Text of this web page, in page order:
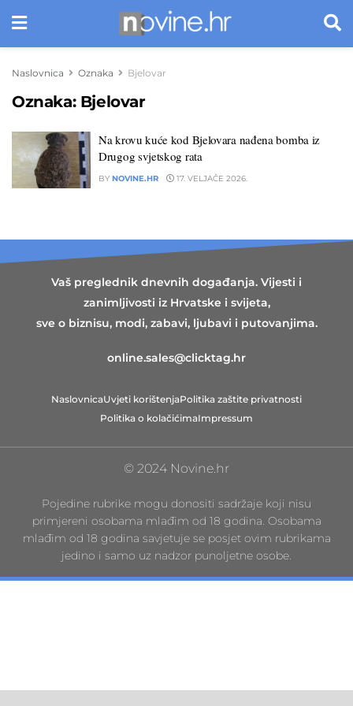
Naslovnica Oznaka Bjelovar
Oznaka: Bjelovar
Na krovu kuće kod Bjelovara nađena bomba iz
Drugog svjetskog rata
BY NOVINE.HR 17. VELJAČE 2026.
Vaš preglednik dnevnih događanja. Vijesti i
zanimljivosti iz Hrvatske i svijeta,
sve o biznisu, modi, zabavi, ljubavi i putovanjima.
online.sales@clicktag.hr
NaslovnicaUvjeti korištenjaPolitika zaštite privatnosti
Politika o kolačićimaImpressum
© 2024 Novine.hr
Pojedine rubrike mogu donositi sadržaje koji nisu
primjereni osobama mlađim od 18 godina. Osobama
mlađim od 18 godina savjetuje se posjet ovim rubrikama
jedino i samo uz nadzor punoljetne osobe.